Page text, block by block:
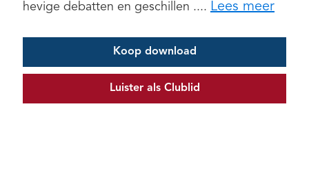
hevige debatten en geschillen .... Lees meer
Koop download
Luister als Clublid